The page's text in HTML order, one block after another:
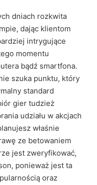
dniach rozkwita
dając klientom
intrygujące
momentu
bądź smartfona.
szuka punktu, który
standard
gier tudzież
udziału w akcjach
właśnie
ze betowaniem
jest zweryfikować,
ponieważ jest ta
oraz